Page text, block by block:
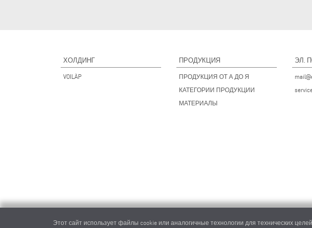
ХОЛДИНГ
VOILÀP
ПРОДУКЦИЯ
ПРОДУКЦИЯ ОТ А ДО Я
КАТЕГОРИИ ПРОДУКЦИИ
МАТЕРИАЛЫ
ЭЛ.
Этот сайт использует файлы cookie или аналогичные технологии для технических